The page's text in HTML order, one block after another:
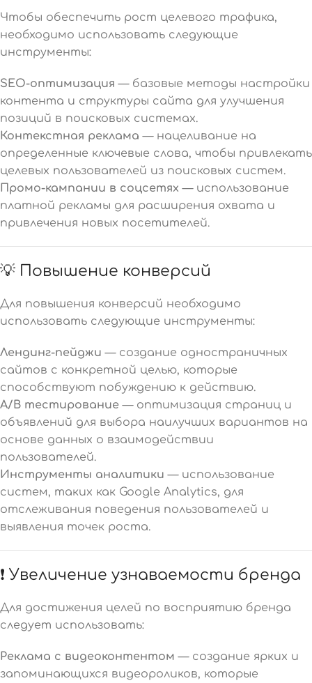
Чтобы обеспечить рост целевого трафика,
необходимо использовать следующие
инструменты:
SEO-оптимизация — базовые методы настройки
контента и структуры сайта для улучшения
позиций в поисковых системах.
Контекстная реклама — нацеливание на
определенные ключевые слова, чтобы привлекать
целевых пользователей из поисковых систем.
Промо-кампании в соцсетях — использование
платной рекламы для расширения охвата и
привлечения новых посетителей.
💡 Повышение конверсий
Для повышения конверсий необходимо
использовать следующие инструменты:
Лендинг-пейджи — создание одностраничных
сайтов с конкретной целью, которые
способствуют побуждению к действию.
A/B тестирование — оптимизация страниц и
объявлений для выбора наилучших вариантов на
основе данных о взаимодействии
пользователей.
Инструменты аналитики — использование
систем, таких как Google Analytics, для
отслеживания поведения пользователей и
выявления точек роста.
❗ Увеличение узнаваемости бренда
Для достижения целей по восприятию бренда
следует использовать:
Реклама с видеоконтентом — создание ярких и
запоминающихся видеороликов, которые